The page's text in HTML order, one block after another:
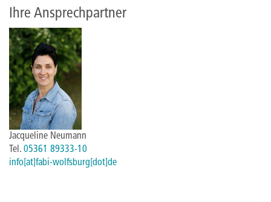
Ihre Ansprechpartner
Jacqueline Neumann
Tel. 05361 89333-10
info[at]fabi-wolfsburg[dot]de